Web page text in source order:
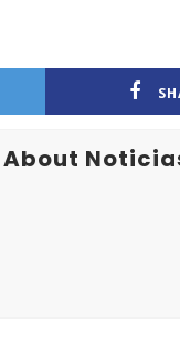
About